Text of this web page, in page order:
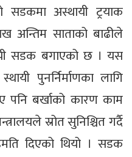
अस्थायी ट्रयाक
अन्तिम साताको बाढीले
सडक बगाएको छ । यस
पुनर्निर्माणका लागि
पनि बर्खाको कारण काम
स्रोत सुनिश्चित गर्दै
दिएको थियो । सडक